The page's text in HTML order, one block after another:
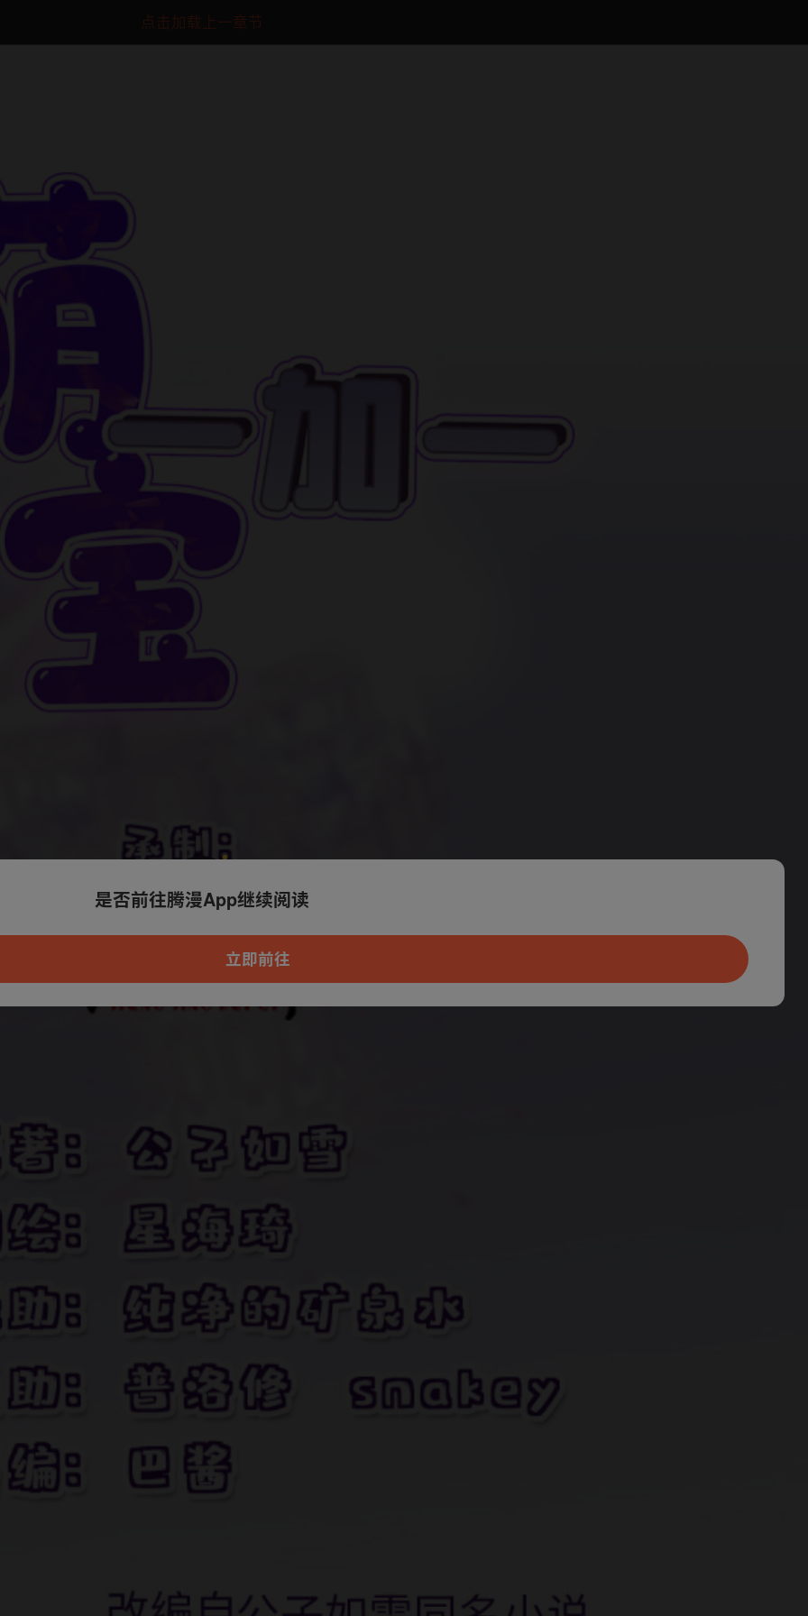
点击加载上一章节
本章节仅支持App阅读，可打开App新用
户7天免费看
是否前往腾漫App继续阅读
立即前往